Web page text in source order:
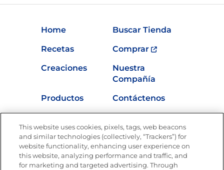
Home
Buscar Tienda
Recetas
Comprar
Creaciones
Nuestra
Compañía
Productos
Contáctenos
Nutrición
This website uses cookies, pixels, tags, web beacons
and similar technologies (collectively, “Trackers”) for
website functionality, enhancing user experience on
this website, analyzing performance and traffic, and
for marketing and targeted advertising. Through